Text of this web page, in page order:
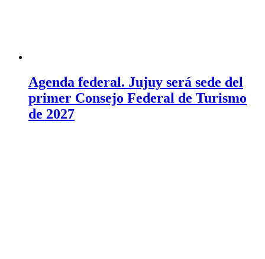
Agenda federal. Jujuy será sede del
primer Consejo Federal de Turismo
de 2027